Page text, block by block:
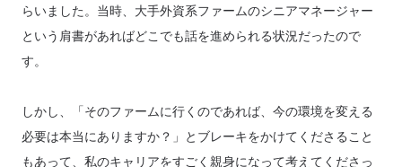
らいました。当時、大手外資系ファームのシニアマネージャー
という肩書があればどこでも話を進められる状況だったので
す。
しかし、「そのファームに行くのであれば、今の環境を変える
必要は本当にありますか？」とブレーキをかけてくださること
もあって、私のキャリアをすごく親身になって考えてくださっ